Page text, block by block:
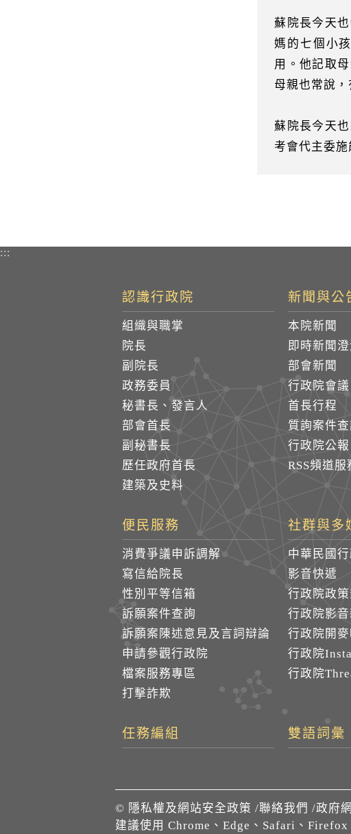
蘇院長今天
媽的七個小
用。他記取
母親也常說
蘇院長今天
考會代主委施
:::
認識行政院
組織與職掌
院長
副院長
政務委員
秘書長、發言人
部會首長
副秘書長
歷任政府首長
建築及史料
新聞與公
本院新聞
即時新聞澄
部會新聞
行政院會議
首長行程
質詢案件
行政院公報
RSS頻道服
便民服務
消費爭議申訴調解
寫信給院長
性別平等信箱
訴願案件查詢
訴願案陳述意見及言詞辯論
申請參觀行政院
檔案服務專區
打擊詐欺
社群與多
中華民國
影音快遞
行政院政
行政院影音
行政院開麥
行政院
行政院
任務編組 雙語詞彙
© 隱私權及網站安全政策 /聯絡我們 /政府
建議使用 Chrome、Edge、Safari、